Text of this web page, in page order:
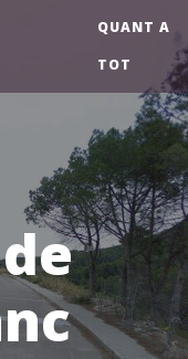
QUANT A
TOT